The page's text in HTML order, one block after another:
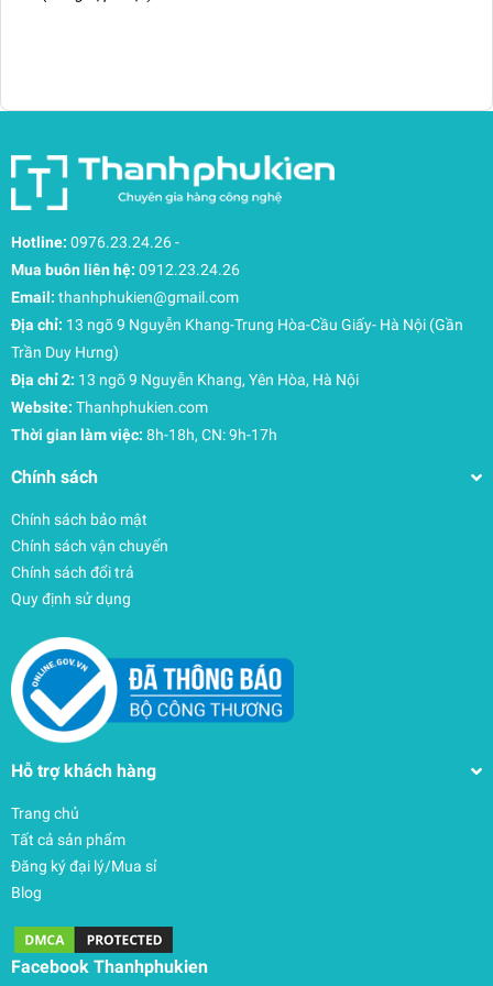
giảm áp lực lên vai và tăng cường sự thoải mái khi đeo
khó chịu, dù phải di chuyển nhiều.
Hotline: 0976.23.24.26-
Mua buôn liên hệ: 0912.23.24.26
Email: thanhphukien@gmail.com
Địa chỉ: 13 ngõ 9 Nguyễn Khang-Trung Hòa-Cầu Giấy- Hà Nội (Gần
Trần Duy Hưng)
Địa chỉ 2: 13 ngõ 9 Nguyễn Khang, Yên Hòa, Hà Nội
Website: Thanhphukien.com
Thời gian làm việc: 8h-18h, CN: 9h-17h
Chính sách
Chính sách bảo mật
Chính sách vận chuyển
Chính sách đổi trả
Quy định sử dụng
Hỗ trợ khách hàng
Trang chủ
Tất cả sản phẩm
Đăng ký đại lý/Mua sỉ
Blog
Facebook Thanhphukien